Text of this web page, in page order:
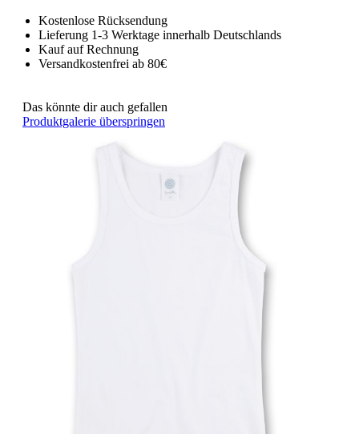
Kostenlose Rücksendung
Lieferung 1-3 Werktage innerhalb Deutschlands
Kauf auf Rechnung
Versandkostenfrei ab 80€
Das könnte dir auch gefallen
Produktgalerie überspringen